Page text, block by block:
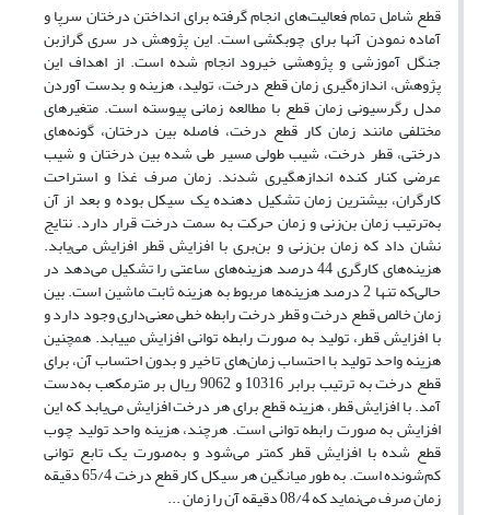
قطع شامل تمام فعالیت‌های انجام گرفته برای انداختن درختان سرپا و
آماده نمودن آنها برای چوبکشی است. این پژوهش در سری گرازبن
جنگل آموزشی و پژوهشی خیرود انجام شده است. از اهداف این
پژوهش، اندازه‌گیری زمان قطع درخت، تولید، هزینه و بدست آوردن
مدل رگرسیونی زمان قطع با مطالعه زمانی پیوسته است. متغیرهای
مختلفی مانند زمان کار قطع درخت، فاصله بین درختان، گونه‌های
درختی، قطر درخت، شیب طولی مسیر طی شده بین درختان و شیب
عرضی کنار کنده اندازه‏گیری شدند. زمان صرف غذا و استراحت
کارگران، بیشترین زمان تشکیل دهنده یک سیکل بوده و بعد از آن
به‌ترتیب زمان بن‌زنی و زمان حرکت به سمت درخت قرار دارد. نتایج
نشان داد که زمان بن‌زنی و بن‌بری با افزایش قطر افزایش می‌یابد.
هزینه‌های کارگری 44 درصد هزینه‌های ساعتی را تشکیل می‌دهد در
حالی‌که تنها 2 درصد هزینه‌ها مربوط به هزینه ثابت ماشین است. بین
زمان خالص قطع درخت و قطر درخت رابطه خطی معنی‌داری وجود دارد و
با افزایش قطر، تولید به صورت رابطه توانی افزایش می‏یابد. همچنین
هزینه واحد تولید با احتساب زمان‌های تاخیر و بدون احتساب آن، برای
قطع درخت به ترتیب برابر 10316 و 9062 ریال بر مترمکعب به‌دست
آمد. با افزایش قطر، هزینه قطع برای هر درخت افزایش می‌یابد که این
افزایش به صورت رابطه توانی است. هرچند، هزینه واحد تولید چوب
قطع شده با افزایش قطر کمتر می‌شود و به‌صورت یک تابع توانی
کم‌شونده است. به طور میانگین هر سیکل کار قطع درخت 65/4 دقیقه
زمان صرف می‌نماید که 08/4 دقیقه آن را زمان ...